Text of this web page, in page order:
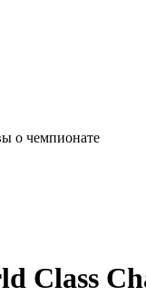
о чемпионате
Class